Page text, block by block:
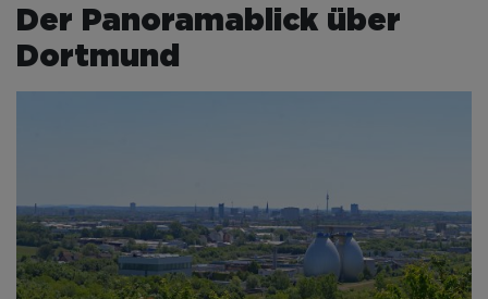
Der Panoramablick über
Dortmund